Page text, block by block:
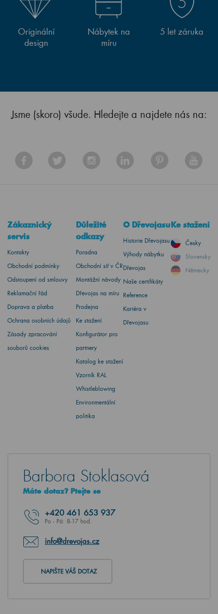
Originální
design
Nábytek na
míru
5 let záruka
Jsme (skoro) všude. Hledejte a najdete nás na:
Zákaznický
servis
Kontakty
Obchodní podmínky
Odstoupení od smlouvy
Reklamační řád
Doprava a platba
Ochrana osobních údajů
Zásady zpracování
souborů cookies
Důležité
odkazy
Poradna
Obchodní síť v ČR
Montážní návody
Dřevojas na míru
Prodejna
Ke stažení
Konfigurátor pro
partnery
Katalog ke stažení
Vzorník RAL
Whistleblowing
Environmentální
politika
O Dřevojasu
Historie Dřevojasu
Výhody nábytku
Dřevojas
Naše certifikáty
Reference
Kariéra v
Dřevojasu
Ke stažení
Česky
Slovensky
Německy
Barbora Stoklasová
Máte dotaz? Ptejte se
+420 461 653 937
Po - Pá: 8-17 hod.
info@drevojas.cz
NAPIŠTE VÁŠ DOTAZ